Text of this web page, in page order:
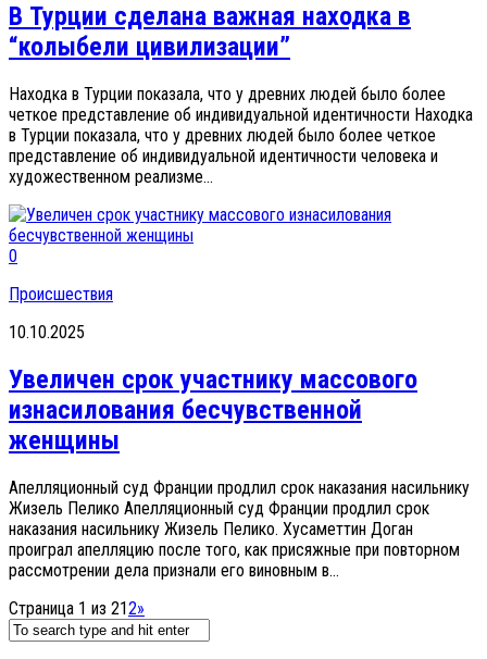
В Турции сделана важная находка в
“колыбели цивилизации”
Находка в Турции показала, что у древних людей было более
четкое представление об индивидуальной идентичности Находка
в Турции показала, что у древних людей было более четкое
представление об индивидуальной идентичности человека и
художественном реализме...
0
Происшествия
10.10.2025
Увеличен срок участнику массового
изнасилования бесчувственной
женщины
Апелляционный суд Франции продлил срок наказания насильнику
Жизель Пелико Апелляционный суд Франции продлил срок
наказания насильнику Жизель Пелико. Хусаметтин Доган
проиграл апелляцию после того, как присяжные при повторном
рассмотрении дела признали его виновным в...
Страница 1 из 212»